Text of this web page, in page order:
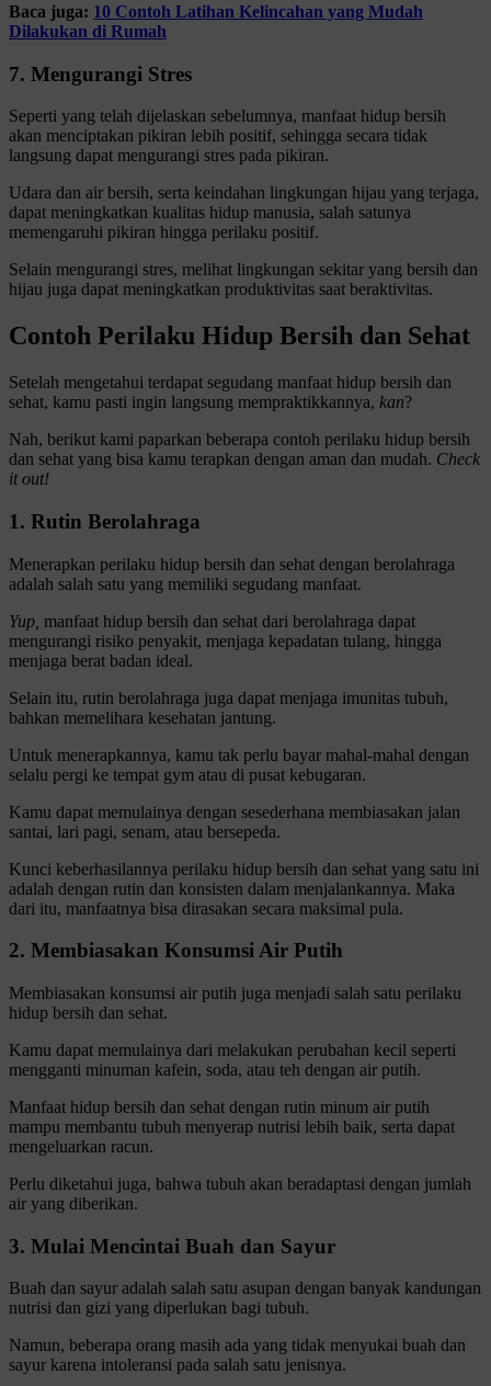
Baca juga: 10 Contoh Latihan Kelincahan yang Mudah
Dilakukan di Rumah
7. Mengurangi Stres
Seperti yang telah dijelaskan sebelumnya, manfaat hidup bersih
akan menciptakan pikiran lebih positif, sehingga secara tidak
langsung dapat mengurangi stres pada pikiran.
Udara dan air bersih, serta keindahan lingkungan hijau yang terjaga,
dapat meningkatkan kualitas hidup manusia, salah satunya
memengaruhi pikiran hingga perilaku positif.
Selain mengurangi stres, melihat lingkungan sekitar yang bersih dan
hijau juga dapat meningkatkan produktivitas saat beraktivitas.
Contoh Perilaku Hidup Bersih dan Sehat
Setelah mengetahui terdapat segudang manfaat hidup bersih dan
sehat, kamu pasti ingin langsung mempraktikkannya, kan?
Nah, berikut kami paparkan beberapa contoh perilaku hidup bersih
dan sehat yang bisa kamu terapkan dengan aman dan mudah. Check
it out!
1. Rutin Berolahraga
Menerapkan perilaku hidup bersih dan sehat dengan berolahraga
adalah salah satu yang memiliki segudang manfaat.
Yup, manfaat hidup bersih dan sehat dari berolahraga dapat
mengurangi risiko penyakit, menjaga kepadatan tulang, hingga
menjaga berat badan ideal.
Selain itu, rutin berolahraga juga dapat menjaga imunitas tubuh,
bahkan memelihara kesehatan jantung.
Untuk menerapkannya, kamu tak perlu bayar mahal-mahal dengan
selalu pergi ke tempat gym atau di pusat kebugaran.
Kamu dapat memulainya dengan sesederhana membiasakan jalan
santai, lari pagi, senam, atau bersepeda.
Kunci keberhasilannya perilaku hidup bersih dan sehat yang satu ini
adalah dengan rutin dan konsisten dalam menjalankannya. Maka
dari itu, manfaatnya bisa dirasakan secara maksimal pula.
2. Membiasakan Konsumsi Air Putih
Membiasakan konsumsi air putih juga menjadi salah satu perilaku
hidup bersih dan sehat.
Kamu dapat memulainya dari melakukan perubahan kecil seperti
mengganti minuman kafein, soda, atau teh dengan air putih.
Manfaat hidup bersih dan sehat dengan rutin minum air putih
mampu membantu tubuh menyerap nutrisi lebih baik, serta dapat
mengeluarkan racun.
Perlu diketahui juga, bahwa tubuh akan beradaptasi dengan jumlah
air yang diberikan.
3. Mulai Mencintai Buah dan Sayur
Buah dan sayur adalah salah satu asupan dengan banyak kandungan
nutrisi dan gizi yang diperlukan bagi tubuh.
Namun, beberapa orang masih ada yang tidak menyukai buah dan
sayur karena intoleransi pada salah satu jenisnya.